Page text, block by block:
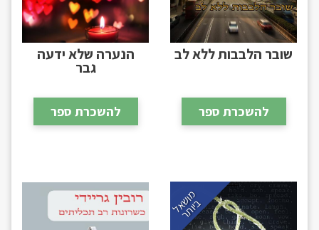
שובר הלבבות ללא לב
להשכרת ספר
הנערה שלא ידעה
גבר
להשכרת ספר
מ
ו
ש
א
ל
ב
י
ו
ת
ר